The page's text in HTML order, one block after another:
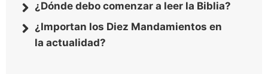
¿Dónde debo comenzar a leer la Biblia?
¿Importan los Diez Mandamientos en
la actualidad?